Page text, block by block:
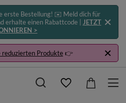
erste Bestellung! ✉️ Meld dich für
erhalte einen Rabattcode | JETZT
>
reduzierten Produkte👉